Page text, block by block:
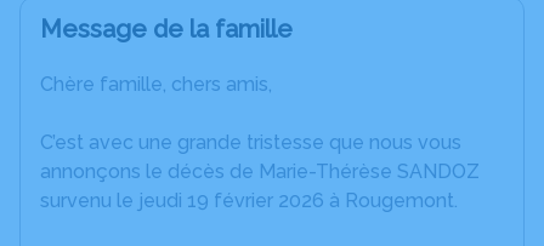
Message de la famille
Chère famille, chers amis,
C’est avec une grande tristesse que nous vous
annonçons le décès de Marie-Thérèse SANDOZ
survenu le jeudi 19 février 2026 à Rougemont.